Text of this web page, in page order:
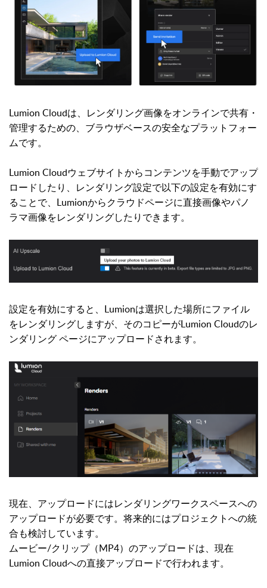
Lumion Cloudは、レンダリング画像をオンラインで共有・
管理するための、ブラウザベースの安全なプラットフォー
ムです。
Lumion Cloudウェブサイトからコンテンツを手動でアップ
ロードしたり、レンダリング設定で以下の設定を有効にす
ることで、Lumionからクラウドページに直接画像やパノ
ラマ画像をレンダリングしたりできます。
設定を有効にすると、Lumionは選択した場所にファイル
をレンダリングしますが、そのコピーがLumion Cloudのレ
ンダリング ページにアップロードされます。
現在、アップロードにはレンダリングワークスペースへの
アップロードが必要です。将来的にはプロジェクトへの統
合も検討しています。
ムービー/クリップ（MP4）のアップロードは、現在
Lumion Cloudへの直接アップロードで行われます。